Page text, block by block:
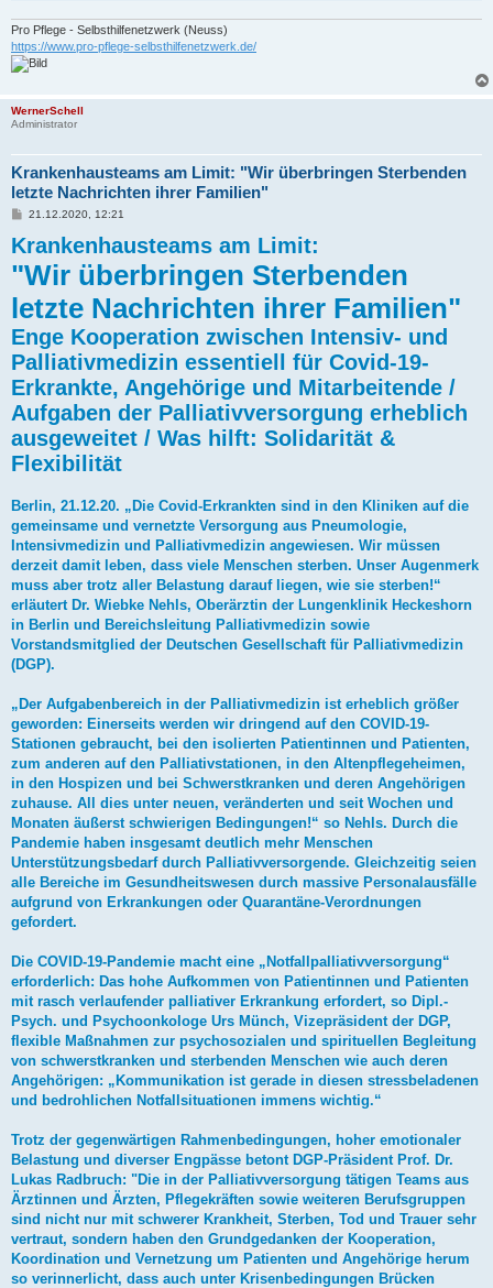
Pro Pflege - Selbsthilfenetzwerk (Neuss)
https://www.pro-pflege-selbsthilfenetzwerk.de/
WernerSchell
Administrator
Krankenhausteams am Limit: "Wir überbringen Sterbenden
letzte Nachrichten ihrer Familien"
B
i
t
r
a
21.12.2020, 12:21
Krankenhausteams am Limit:
"Wir überbringen Sterbenden
letzte Nachrichten ihrer Familien"
Enge Kooperation zwischen Intensiv- und
Palliativmedizin essentiell für Covid-19-
Erkrankte, Angehörige und Mitarbeitende /
Aufgaben der Palliativversorgung erheblich
ausgeweitet / Was hilft: Solidarität &
Flexibilität
Berlin, 21.12.20. „Die Covid-Erkrankten sind in den Kliniken auf die
gemeinsame und vernetzte Versorgung aus Pneumologie,
Intensivmedizin und Palliativmedizin angewiesen. Wir müssen
derzeit damit leben, dass viele Menschen sterben. Unser Augenmerk
muss aber trotz aller Belastung darauf liegen, wie sie sterben!“
erläutert Dr. Wiebke Nehls, Oberärztin der Lungenklinik Heckeshorn
in Berlin und Bereichsleitung Palliativmedizin sowie
Vorstandsmitglied der Deutschen Gesellschaft für Palliativmedizin
(DGP).
„Der Aufgabenbereich in der Palliativmedizin ist erheblich größer
geworden: Einerseits werden wir dringend auf den COVID-19-
Stationen gebraucht, bei den isolierten Patientinnen und Patienten,
zum anderen auf den Palliativstationen, in den Altenpflegeheimen,
in den Hospizen und bei Schwerstkranken und deren Angehörigen
zuhause. All dies unter neuen, veränderten und seit Wochen und
Monaten äußerst schwierigen Bedingungen!“ so Nehls. Durch die
Pandemie haben insgesamt deutlich mehr Menschen
Unterstützungsbedarf durch Palliativversorgende. Gleichzeitig seien
alle Bereiche im Gesundheitswesen durch massive Personalausfälle
aufgrund von Erkrankungen oder Quarantäne-Verordnungen
gefordert.
Die COVID-19-Pandemie macht eine „Notfallpalliativversorgung“
erforderlich: Das hohe Aufkommen von Patientinnen und Patienten
mit rasch verlaufender palliativer Erkrankung erfordert, so Dipl.-
Psych. und Psychoonkologe Urs Münch, Vizepräsident der DGP,
flexible Maßnahmen zur psychosozialen und spirituellen Begleitung
von schwerstkranken und sterbenden Menschen wie auch deren
Angehörigen: „Kommunikation ist gerade in diesen stressbeladenen
und bedrohlichen Notfallsituationen immens wichtig.“
Trotz der gegenwärtigen Rahmenbedingungen, hoher emotionaler
Belastung und diverser Engpässe betont DGP-Präsident Prof. Dr.
Lukas Radbruch: "Die in der Palliativversorgung tätigen Teams aus
Ärztinnen und Ärzten, Pflegekräften sowie weiteren Berufsgruppen
sind nicht nur mit schwerer Krankheit, Sterben, Tod und Trauer sehr
vertraut, sondern haben den Grundgedanken der Kooperation,
Koordination und Vernetzung um Patienten und Angehörige herum
so verinnerlicht, dass auch unter Krisenbedingungen Brücken